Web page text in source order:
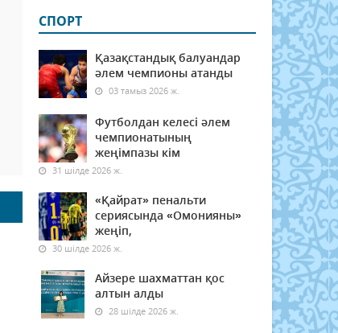
СПОРТ
Қазақстандық балуандар
әлем чемпионы атанды
03 тамыз 2026 ж.
Футболдан келесі әлем
чемпионатының
жеңімпазы кім
31 шілде 2026 ж.
«Қайрат» пенальти
сериясында «Омонияны»
жеңіп,
30 шілде 2026 ж.
Айзере шахматтан қос
алтын алды
28 шілде 2026 ж.